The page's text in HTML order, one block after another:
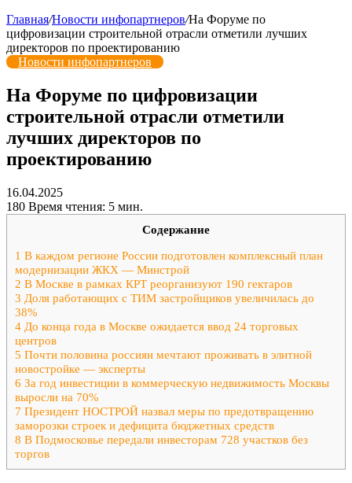
Главная/Новости инфопартнеров/На Форуме по
цифровизации строительной отрасли отметили лучших
директоров по проектированию
Новости инфопартнеров
На Форуме по цифровизации
строительной отрасли отметили
лучших директоров по
проектированию
16.04.2025
180 Время чтения: 5 мин.
Содержание
1 В каждом регионе России подготовлен комплексный план
модернизации ЖКХ — Минстрой
2 В Москве в рамках КРТ реорганизуют 190 гектаров
3 Доля работающих с ТИМ застройщиков увеличилась до
38%
4 До конца года в Москве ожидается ввод 24 торговых
центров
5 Почти половина россиян мечтают проживать в элитной
новостройке — эксперты
6 За год инвестиции в коммерческую недвижимость Москвы
выросли на 70%
7 Президент НОСТРОЙ назвал меры по предотвращению
заморозки строек и дефицита бюджетных средств
8 В Подмосковье передали инвесторам 728 участков без
торгов